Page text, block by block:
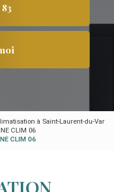
à Saint-Laurent-du-Var
CLIM 06
CLIM 06